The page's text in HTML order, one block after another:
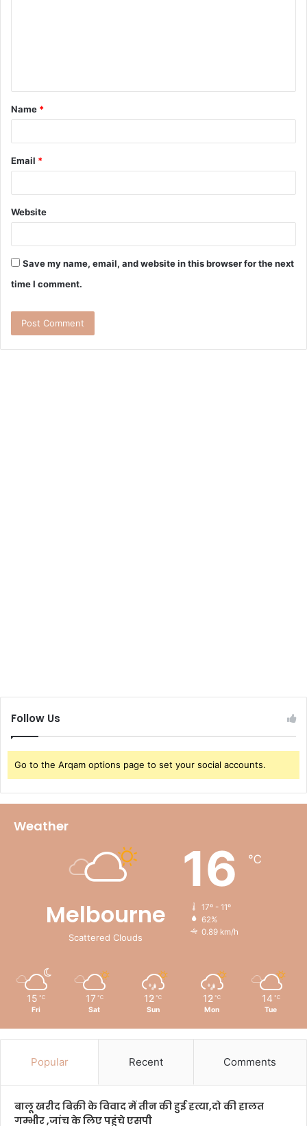
Name *
Email *
Website
Save my name, email, and website in this browser for the next
time I comment.
Follow Us
Go to the Arqam options page to set your social accounts.
Weather
Melbourne
Scattered Clouds
16 ℃
17º - 11º
62%
0.89 km/h
15 ℃
Fri
17 ℃
Sat
12 ℃
Sun
12 ℃
Mon
14 ℃
Tue
Popular Recent Comments
बालू खरीद बिक्री के विवाद में तीन की हुई हत्या,दो की हालत
गम्भीर ,जांच के लिए पहुंचे एसपी